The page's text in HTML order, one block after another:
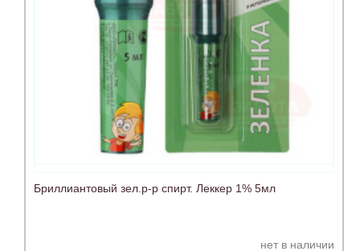
Бриллиантовый зел.р-р спирт. Леккер 1% 5мл
нет в наличии